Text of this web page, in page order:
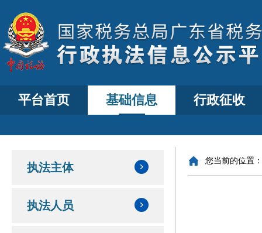
平台首页 基础信息 行政征收
执法主体
执法人员
您当前的位置